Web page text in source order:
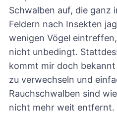
Schwalben auf, die ganz
Feldern nach Insekten
wenigen Vögel
nicht unbedingt.
kommt mir doch
zu verwechseln und
Rauchschwalben sind
nicht mehr weit entfernt.